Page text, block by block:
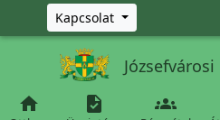
Ugrás a fő tartalomra
Kapcsolat

 